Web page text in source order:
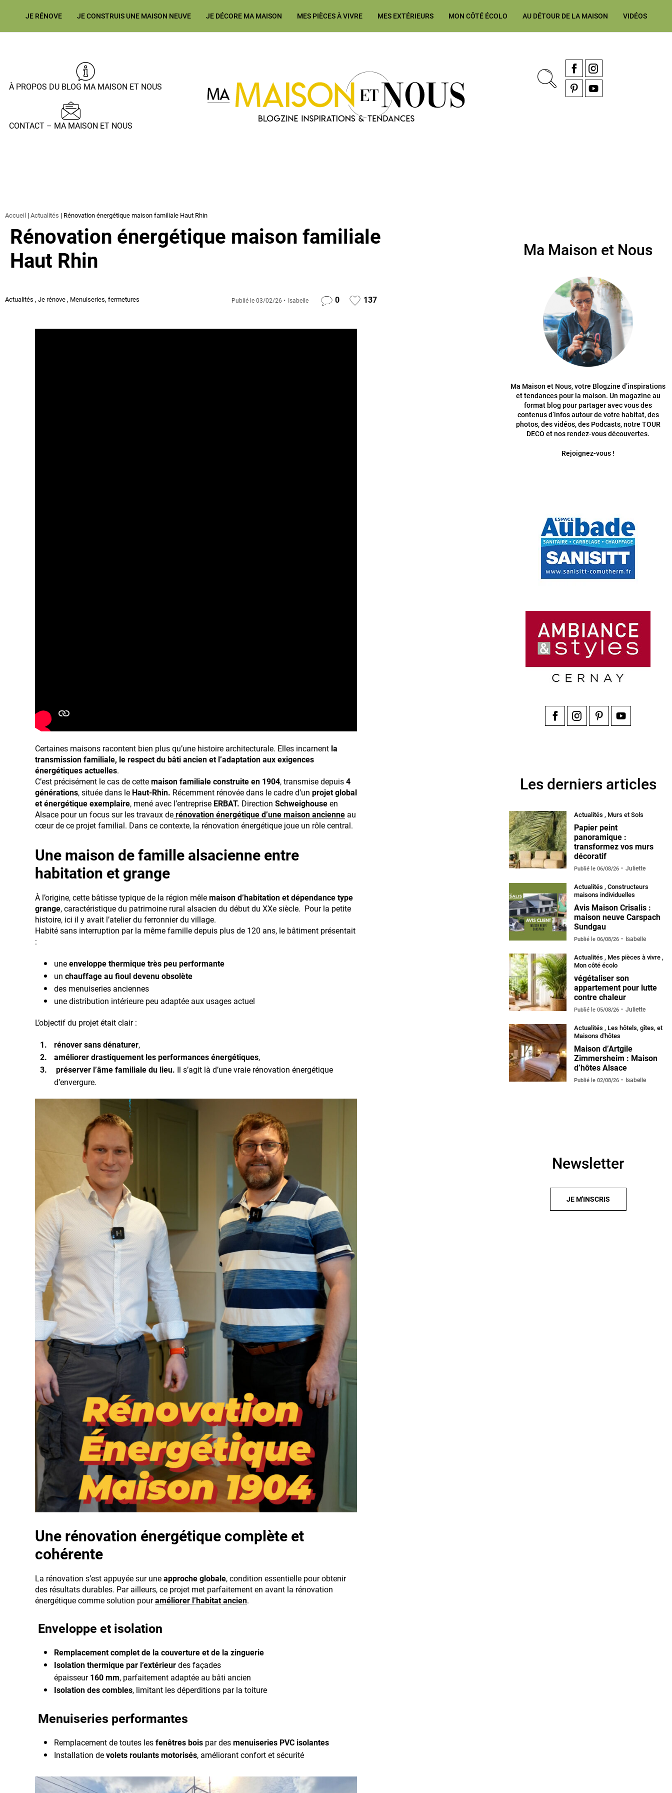
JE RÉNOVE JE CONSTRUIS UNE MAISON NEUVE JE DÉCORE MA MAISON MES PIÈCES À VIVRE MES EXTÉRIEURS MON CÔTÉ ÉCOLO AU DÉTOUR DE LA MAISON VIDÉOS
Ma Maison et Nous Construction, rénovation & décoration Alsace, Franche-Comté
À PROPOS DU BLOG MA MAISON ET NOUS
CONTACT – MA MAISON ET NOUS
FacebookInstagram
Accueil | Actualités | Rénovation énergétique maison familiale Haut Rhin
Rénovation énergétique maison familiale
Haut Rhin
Actualités , Je rénove , Menuiseries, fermetures Publié le 03/02/26 Isabelle 0 137
Certaines maisons racontent bien plus qu’une histoire architecturale. Elles incarnent la
transmission familiale, le respect du bâti ancien et l’adaptation aux exigences
énergétiques actuelles.
C’est précisément le cas de cette maison familiale construite en 1904, transmise depuis 4
générations, située dans le Haut-Rhin. Récemment rénovée dans le cadre d’un projet global
et énergétique exemplaire, mené avec l’entreprise ERBAT. Direction Schweighouse en
Alsace pour un focus sur les travaux de rénovation énergétique d’une maison ancienne au
cœur de ce projet familial. Dans ce contexte, la rénovation énergétique joue un rôle central.
Une maison de famille alsacienne entre
habitation et grange
À l’origine, cette bâtisse typique de la région mêle maison d’habitation et dépendance type
grange, caractéristique du patrimoine rural alsacien du début du XXe siècle. Pour la petite
histoire, ici il y avait l’atelier du ferronnier du village.
Habité sans interruption par la même famille depuis plus de 120 ans, le bâtiment présentait
:
une enveloppe thermique très peu performante
un chauffage au fioul devenu obsolète
des menuiseries anciennes
une distribution intérieure peu adaptée aux usages actuel
L’objectif du projet était clair :
rénover sans dénaturer,
améliorer drastiquement les performances énergétiques,
préserver l’âme familiale du lieu. Il s’agit là d’une vraie rénovation énergétique
d’envergure.
Une rénovation énergétique complète et
cohérente
La rénovation s’est appuyée sur une approche globale, condition essentielle pour obtenir
des résultats durables. Par ailleurs, ce projet met parfaitement en avant la rénovation
énergétique comme solution pouraméliorer l’habitat ancien.
Enveloppe et isolation
Remplacement complet de la couverture et de la zinguerie
Isolation thermique par l’extérieur des façades
épaisseur 160 mm, parfaitement adaptée au bâti ancien
Isolation des combles, limitant les déperditions par la toiture
Menuiseries performantes
Remplacement de toutes les fenêtres bois par des menuiseries PVC isolantes
Installation de volets roulants motorisés, améliorant confort et sécurité
Ma Maison et Nous
Ma Maison et Nous, votre Blogzine d’inspirations
et tendances pour la maison. Un magazine au
format blog pour partager avec vous des
contenus d’infos autour de votre habitat, des
photos, des vidéos, des Podcasts, notre TOUR
DECO et nos rendez-vous découvertes.
Rejoignez-vous !
Les derniers articles
Actualités , Murs et Sols
Papier peint
panoramique :
transformez vos murs
décoratif
Publié le 06/08/26 Juliette
Actualités , Constructeurs
maisons individuelles
Avis Maison Crisalis :
maison neuve Carspach
Sundgau
Publié le 06/08/26 Isabelle
Actualités , Mes pièces à vivre ,
Mon côté écolo
végétaliser son
appartement pour lutte
contre chaleur
Publié le 05/08/26 Juliette
Actualités , Les hôtels, gîtes, et
Maisons d'hôtes
Maison d’Artgile
Zimmersheim : Maison
d’hôtes Alsace
Publié le 02/08/26 Isabelle
Newsletter
JE M'INSCRIS